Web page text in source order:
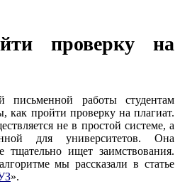
проверку на
работы студентам
как пройти проверку на плагиат.
не в простой системе, а
для университетов. Она
тщательно ищет заимствования.
мы рассказали в статье
».